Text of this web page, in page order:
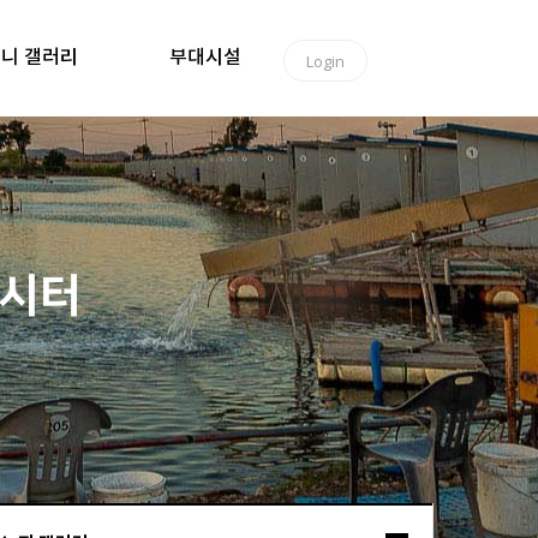
갤러리 부대시설 Login
터